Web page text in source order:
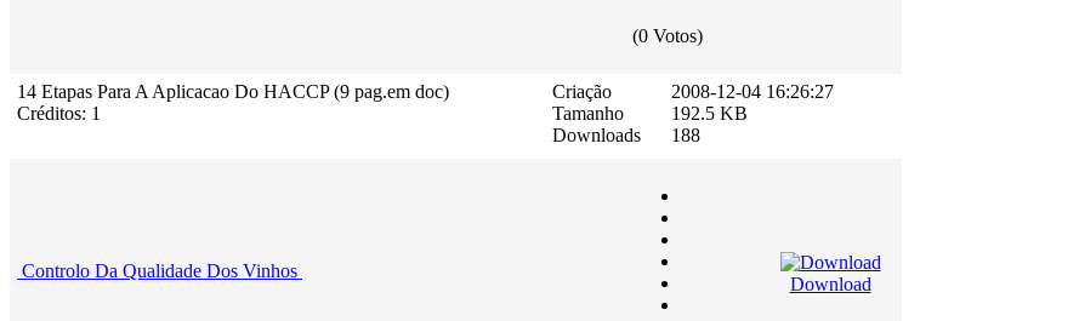
(0 Votos)
14 Etapas Para A Aplicacao Do HACCP (9 pag.em doc)
Créditos: 1
Criação
Tamanho
Downloads
2008-12-04 16:26:27
192.5 KB
188
Controlo Da Qualidade Dos Vinhos
Download